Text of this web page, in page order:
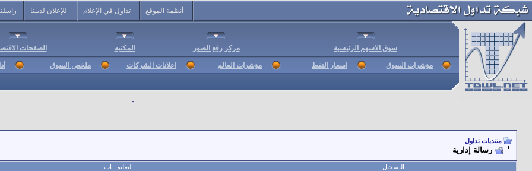
أنظمة الموقع تداول في الإعلام للإعلان لديـنا
سوق الاسهم الرئيسية مركز رفع الصور المكتبه الصفحات
مؤشرات السوق اسعار النفط مؤشرات العالم اعلانات الشركات ملخص السوق
منتديات تداول
رسالة إدارية
التسجيل التعليمـــات